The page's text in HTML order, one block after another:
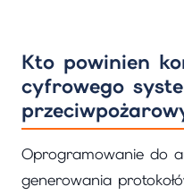
Kto powinien
cyfrowego
Oprogramowanie do
generowania